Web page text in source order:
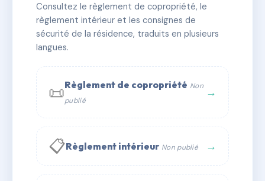
✓ Immatriculée 🏠 12 lots 🏗 1 bâtiment(s)
📞 Contacter Syndic Digital
Consultez le règlement de copropriété, le
règlement intérieur et les consignes de
sécurité de la résidence, traduits en plusieurs
langues.
📜Règlement de copropriété Non
publié
→
📋Règlement intérieur Non publié →